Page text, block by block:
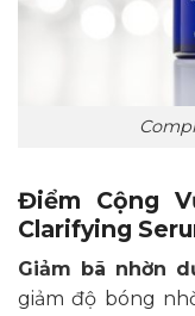
Điểm Cộng
Clarifying
Giảm bã nhờn
giảm độ bóng